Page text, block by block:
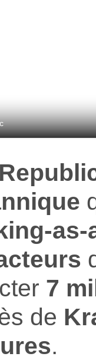
as-
7
de
.